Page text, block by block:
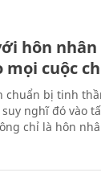
hôn
mọi cuộc
chuẩn bị tinh
nghĩ đó vào
chỉ là hôn